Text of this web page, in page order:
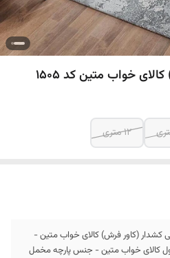
خواب متین کد 1505
12 متری
کشدار (کاور فرش) کالای خواب متین -
کالای خواب متین - جنس پارچه مخمل